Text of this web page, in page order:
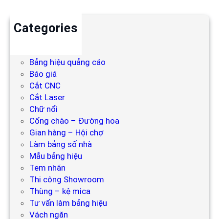
Categories
Bảng hiệu quảng cáo
Báo giá
Cắt CNC
Cắt Laser
Chữ nổi
Cổng chào – Đường hoa
Gian hàng – Hội chợ
Làm bảng số nhà
Mẫu bảng hiệu
Tem nhãn
Thi công Showroom
Thùng – kệ mica
Tư vấn làm bảng hiệu
Vách ngăn